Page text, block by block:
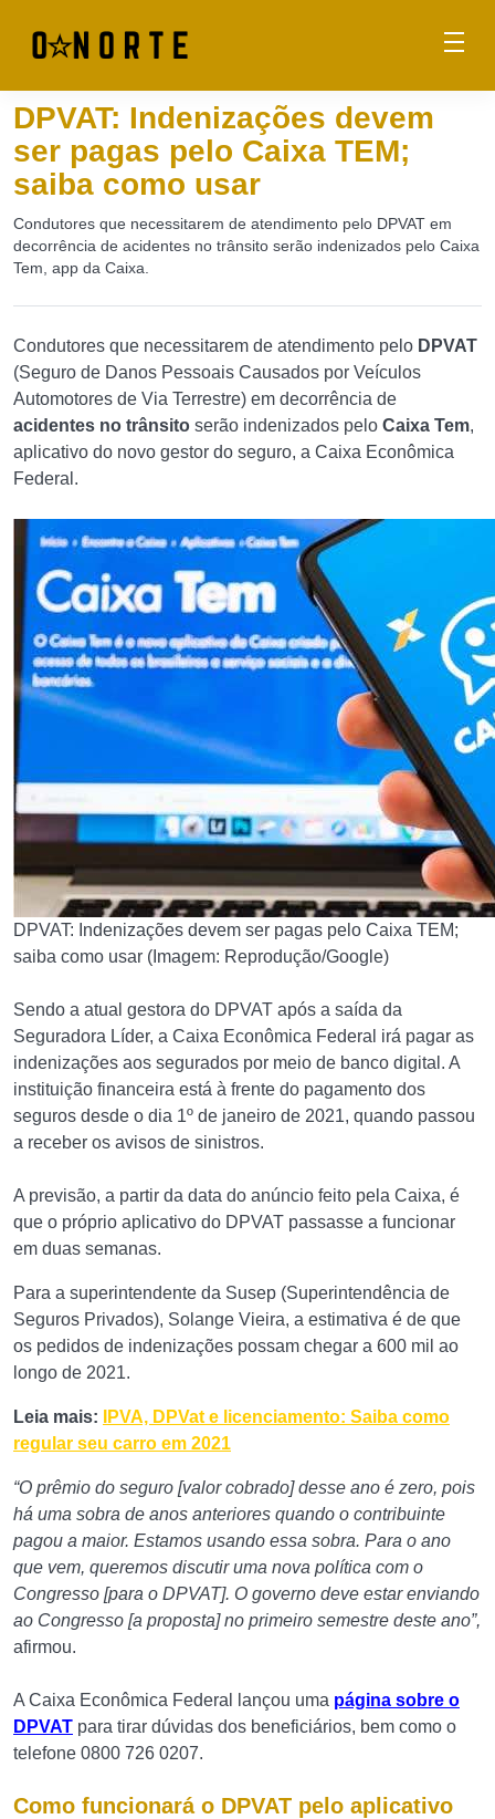
DPVAT: Indenizações devem
ser pagas pelo Caixa TEM;
saiba como usar
Condutores que necessitarem de atendimento pelo DPVAT em
decorrência de acidentes no trânsito serão indenizados pelo Caixa
Tem, app da Caixa.
Condutores que necessitarem de atendimento pelo DPVAT
(Seguro de Danos Pessoais Causados por Veículos
Automotores de Via Terrestre) em decorrência de
acidentes no trânsito serão indenizados pelo Caixa Tem,
aplicativo do novo gestor do seguro, a Caixa Econômica
Federal.
DPVAT: Indenizações devem ser pagas pelo Caixa TEM;
saiba como usar (Imagem: Reprodução/Google)
Sendo a atual gestora do DPVAT após a saída da
Seguradora Líder, a Caixa Econômica Federal irá pagar as
indenizações aos segurados por meio de banco digital. A
instituição financeira está à frente do pagamento dos
seguros desde o dia 1º de janeiro de 2021, quando passou
a receber os avisos de sinistros.
A previsão, a partir da data do anúncio feito pela Caixa, é
que o próprio aplicativo do DPVAT passasse a funcionar
em duas semanas.
Para a superintendente da Susep (Superintendência de
Seguros Privados), Solange Vieira, a estimativa é de que
os pedidos de indenizações possam chegar a 600 mil ao
longo de 2021.
Leia mais:
IPVA, DPVat e licenciamento: Saiba como
regular seu carro em 2021
“O prêmio do seguro [valor cobrado] desse ano é zero, pois
há uma sobra de anos anteriores quando o contribuinte
pagou a maior. Estamos usando essa sobra. Para o ano
que vem, queremos discutir uma nova política com o
Congresso [para o DPVAT]. O governo deve estar enviando
ao Congresso [a proposta] no primeiro semestre deste ano”,
afirmou.
A Caixa Econômica Federal lançou uma página sobre o
DPVAT para tirar dúvidas dos beneficiários, bem como o
telefone 0800 726 0207.
Como funcionará o DPVAT pelo aplicativo